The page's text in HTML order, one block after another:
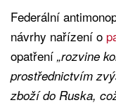
Federální
návrhy nařízení o
opatření „rozvine
prostřednictvím
zboží do Ruska,